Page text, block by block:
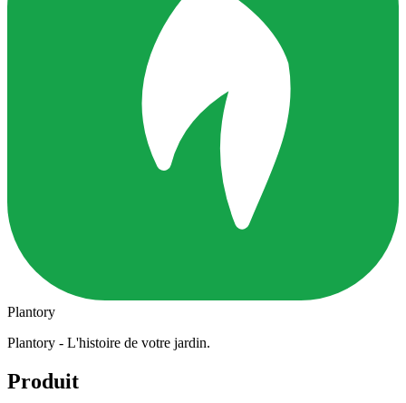
Plantory
Plantory - L'histoire de votre jardin.
Produit